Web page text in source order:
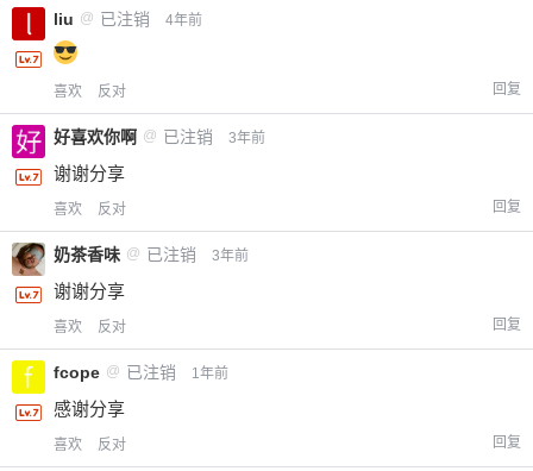
liu @ 已注销 4年前
喜欢 反对 回复
好喜欢你啊 @ 已注销 3年前
谢谢分享
喜欢 反对 回复
奶茶香味 @ 已注销 3年前
谢谢分享
喜欢 反对 回复
fcope @ 已注销 1年前
感谢分享
喜欢 反对 回复